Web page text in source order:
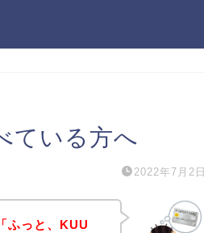
ている方へ
2022年7月2日
ふっと、KUU